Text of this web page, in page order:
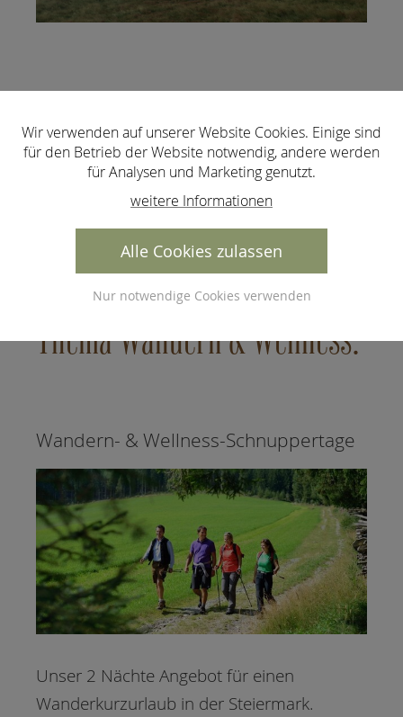
Wanderurlaub im Dorfhotel
Fasching finden Sie hier.
Unser Urlaubsangebot zum
Thema Wandern & Wellness:
Wandern- & Wellness-Schnuppertage
Unser 2 Nächte Angebot für einen
Wanderkurzurlaub in der Steiermark.
Wir verwenden auf unserer Website Cookies. Einige sind
für den Betrieb der Website notwendig, andere werden
für Analysen und Marketing genutzt.
weitere Informationen
Alle Cookies zulassen
Nur notwendige Cookies verwenden